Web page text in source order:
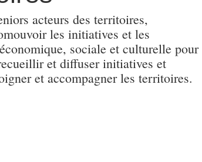
acteurs des territoires,
les initiatives et les
sociale et culturelle pour
et diffuser initiatives et
et accompagner les territoires.